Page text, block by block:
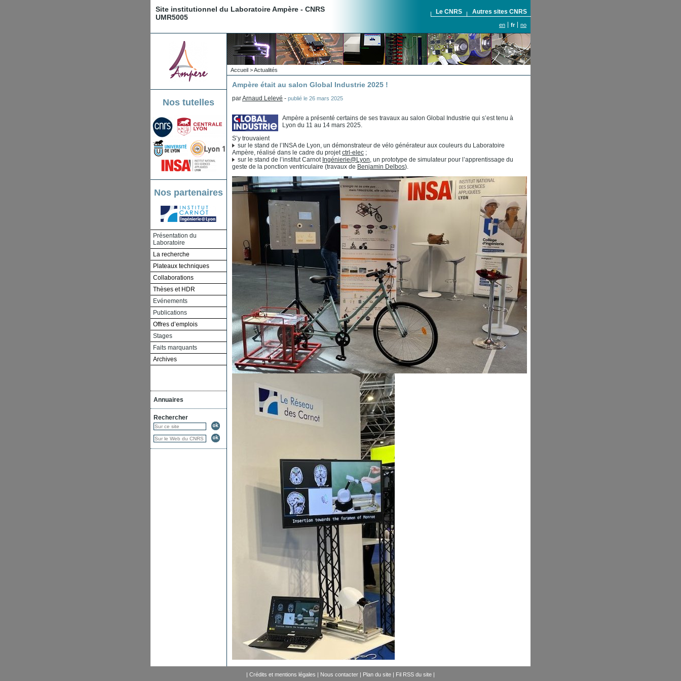
Site institutionnel du Laboratoire Ampère - CNRS
UMR5005
Le CNRS Autres sites CNRS
en fr no
Nos tutelles
Nos partenaires
Présentation du
Laboratoire
La recherche
Plateaux techniques
Collaborations
Thèses et HDR
Evénements
Publications
Offres d’emplois
Stages
Faits marquants
Archives
Annuaires
Rechercher
Accueil >Actualités
Ampère était au salon Global Industrie 2025 !
parArnaud Lelevé - publié le 26 mars 2025
Ampère a présenté certains de ses travaux au salon Global Industrie qui s’est tenu à
Lyon du 11 au 14 mars 2025.
S’y trouvaient
sur le stand de l’INSA de Lyon, un démonstrateur de vélo générateur aux couleurs du Laboratoire
Ampère, réalisé dans le cadre du projetctrl-elec ;
sur le stand de l’institut Carnot Ingénierie@Lyon, un prototype de simulateur pour l’apprentissage du
geste de la ponction ventriculaire (travaux de Benjamin Delbos).
| Crédits et mentions légales | Nous contacter | Plan du site | Fil RSS du site |